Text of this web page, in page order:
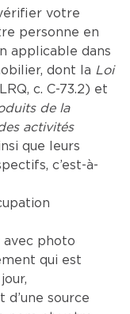
votre
personne en
applicable dans
dont la Loi
c. C-73.2) et
de la
activités
que leurs
c’est-à-
avec photo
qui est
d’une source